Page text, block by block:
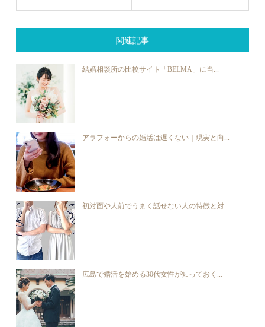
関連記事
結婚相談所の比較サイト「BELMA」に当...
アラフォーからの婚活は遅くない｜現実と向...
初対面や人前でうまく話せない人の特徴と対...
広島で婚活を始める30代女性が知っておく...